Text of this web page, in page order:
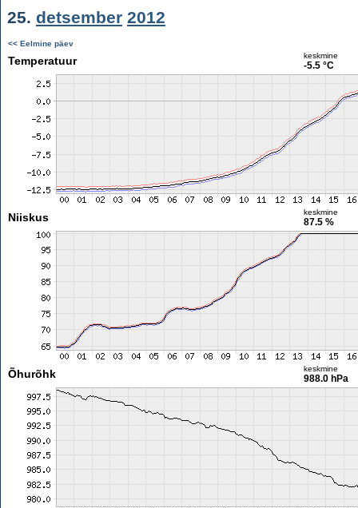
25. detsember 2012
<< Eelmine päev
Temperatuur keskmine
-5.5 °C
Niiskus keskmine
87.5 %
Õhurõhk keskmine
988.0 hPa